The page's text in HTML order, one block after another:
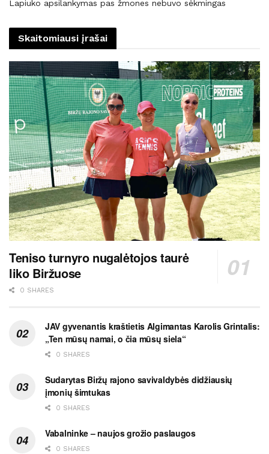
Lapiuko apsilankymas pas žmones nebuvo sėkmingas
Skaitomiausi įrašai
Teniso turnyro nugalėtojos taurė
liko Biržuose
0 SHARES
JAV gyvenantis kraštietis Algimantas Karolis Grintalis:
„Ten mūsų namai, o čia mūsų siela“
0 SHARES
Sudarytas Biržų rajono savivaldybės didžiausių
įmonių šimtukas
0 SHARES
Vabalninke – naujos grožio paslaugos
0 SHARES